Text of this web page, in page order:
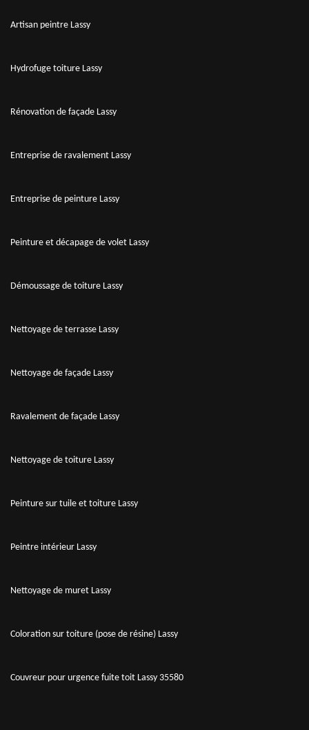
Artisan peintre Lassy
Hydrofuge toiture Lassy
Rénovation de façade Lassy
Entreprise de ravalement Lassy
Entreprise de peinture Lassy
Peinture et décapage de volet Lassy
Démoussage de toiture Lassy
Nettoyage de terrasse Lassy
Nettoyage de façade Lassy
Ravalement de façade Lassy
Nettoyage de toiture Lassy
Peinture sur tuile et toiture Lassy
Peintre intérieur Lassy
Nettoyage de muret Lassy
Coloration sur toiture (pose de résine) Lassy
Couvreur pour urgence fuite toit Lassy 35580